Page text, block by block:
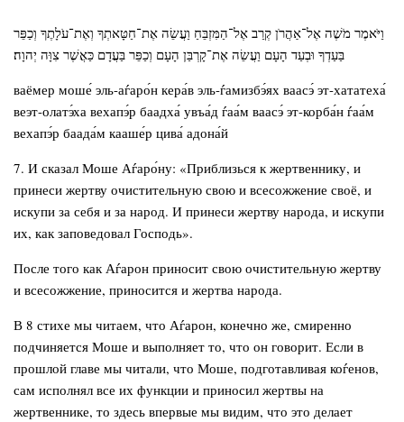
וַיֹּאמֶר מֹשֶׁה אֶל־אַהֲרֹן קְרַב אֶל־הַמִּזְבֵּחַ וַעֲשֵׂה אֶת־חַטָּאתְךָ וְאֶת־עֹלָתֶךָ וְכַפֵּר
בַּעַדְךָ וּבְעַד הָעָם וַעֲשֵׂה אֶת־קָרְבַּן הָעָם וְכַפֵּר בַּעֲדָם כַּאֲשֶׁר צִוָּה יְהוָה׃
ваёмер моше́ эль-аѓаро́н кера́в эль-ѓамизбэ́ях ваасэ́ эт-хататеха́
веэт-олатэ́ха вехапэ́р баадха́ увъа́д ѓаа́м ваасэ́ эт-корба́н ѓаа́м
вехапэ́р баада́м кааше́р цива́ адона́й
7. И сказал Моше Аѓаро́ну: «Приблизься к жертвеннику, и
принеси жертву очистительную свою и всесожжение своё, и
искупи за себя и за народ. И принеси жертву народа, и искупи
их, как заповедовал Господь».
После того как Аѓарон приносит свою очистительную жертву
и всесожжение, приносится и жертва народа.
В 8 стихе мы читаем, что Аѓарон, конечно же, смиренно
подчиняется Моше и выполняет то, что он говорит. Если в
прошлой главе мы читали, что Моше, подготавливая коѓенов,
сам исполнял все их функции и приносил жертвы на
жертвеннике, то здесь впервые мы видим, что это делает